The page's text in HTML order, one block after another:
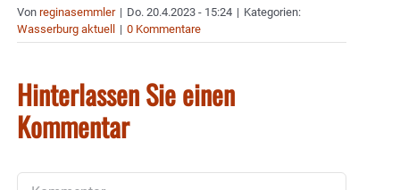
Von reginasemmler | Do. 20.4.2023 - 15:24 | Kategorien:
Wasserburg aktuell
| 0 Kommentare
Hinterlassen Sie einen
Kommentar